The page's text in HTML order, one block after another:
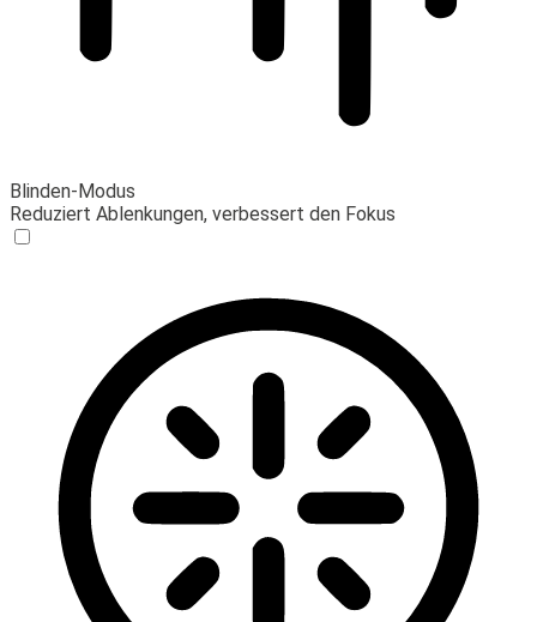
Blinden-Modus
Reduziert Ablenkungen, verbessert den Fokus